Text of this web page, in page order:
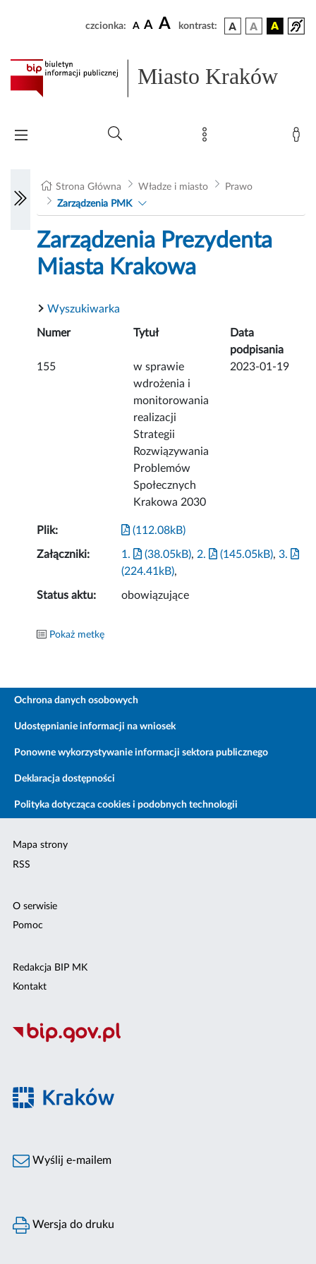
czcionka: A A A kontrast:
Miasto Kraków
Strona Główna Władze i miasto
Prawo
Zarządzenia PMK
Zarządzenia Prezydenta
Miasta Krakowa
Wyszukiwarka
Numer Tytuł
Data
podpisania
155
w sprawie
wdrożenia i
monitorowania
realizacji
Strategii
Rozwiązywania
Problemów
Społecznych
Krakowa 2030
2023-01-19
Plik: (112.08kB)
Załączniki: 1. (38.05kB), 2. (145.05kB),3.
(224.41kB),
Status aktu: obowiązujące
Pokaż metkę
Ochrona danych osobowych
Udostępnianie informacji na wniosek
Ponowne wykorzystywanie informacji sektora publicznego
Deklaracja dostępności
Polityka dotycząca cookies i podobnych technologii
Mapa strony
RSS
O serwisie
Pomoc
Redakcja BIP MK
Kontakt
Wyślij e-mailem
Wersja do druku